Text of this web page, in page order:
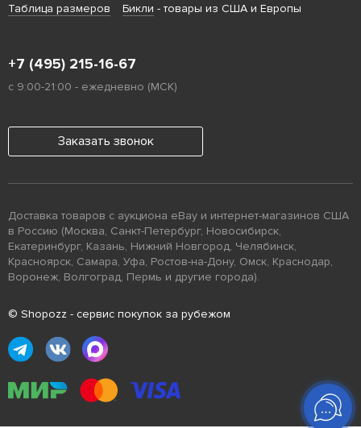
Таблица размеров
Бикли - товары из США и Европы
+7 (495) 215-16-67
с 9:00-21:00 - ежедневно (МСК)
Заказать звонок
Доставка товаров с аукциона eBay и интернет-магазинов США
в Россию (Москва, Санкт-Петербург, Новосибирск,
Екатеринбург, Казань, Нижний Новгород, Челябинск,
Красноярск, Самара, Уфа, Ростов-на-Дону, Омск, Краснодар,
Воронеж, Волгоград, Пермь и другие города).
© Shopozz - сервис покупок за рубежом